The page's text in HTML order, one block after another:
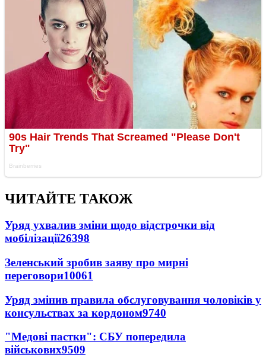
ЧИТАЙТЕ ТАКОЖ
Уряд ухвалив зміни щодо відстрочки від
мобілізації26398
Зеленський зробив заяву про мирні
переговори10061
Уряд змінив правила обслуговування чоловіків у
консульствах за кордоном9740
"Медові пастки": СБУ попередила
військових9509